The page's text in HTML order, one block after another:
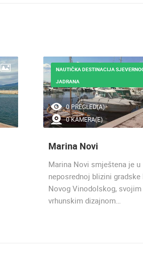
0 PREGLED(A)
0 KAMERA(E)
NAUTIČKA DESTINACIJA
JADRANA
Marina Novi
Marina Novi smještena je u
neposrednoj blizini gradske
Novog Vinodolskog, svojim
vrhunskim dizajnom…